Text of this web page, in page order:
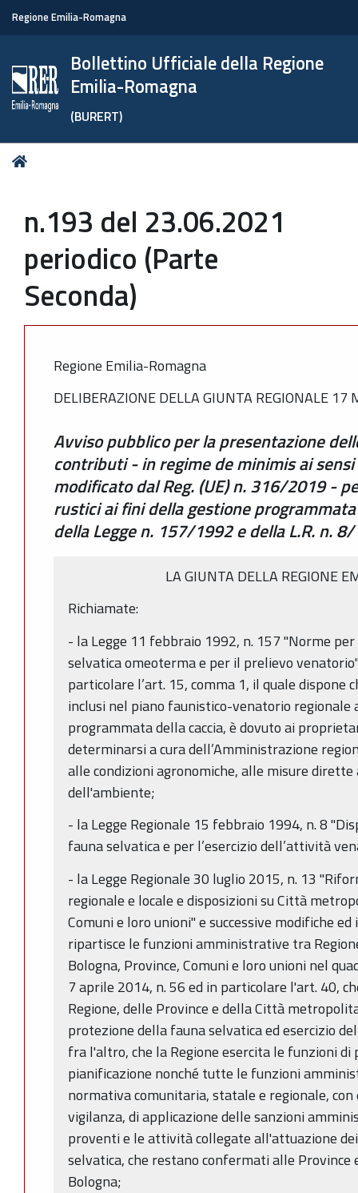
Regione Emilia-Romagna
Bollettino Ufficiale della Regione
Emilia-Romagna
(BURERT)
Tu
n.193 del 23.06.2021
periodico (Parte
Seconda)
Regione Emilia-Romagna
DELIBERAZIONE DELLA GIUNTA REGIONALE 17
Avviso pubblico per la presentazione
contributi - in regime de minimis ai
modificato dal Reg. (UE) n. 316/2019 -
rustici ai fini della gestione
della Legge n. 157/1992 e della L.R. n.
LA GIUNTA DELLA REGIONE
Richiamate:
- la Legge 11 febbraio 1992, n. 157 "Norme
selvatica omeoterma e per il prelievo
particolare l’art. 15, comma 1, il quale dispone
inclusi nel piano faunistico-venatorio regionale
programmata della caccia, è dovuto ai
determinarsi a cura dell’Amministrazione
alle condizioni agronomiche, alle misure
dell'ambiente;
- la Legge Regionale 15 febbraio 1994, n. 8
fauna selvatica e per l’esercizio dell’attività
- la Legge Regionale 30 luglio 2015, n. 13
regionale e locale e disposizioni su Città
Comuni e loro unioni" e successive modifiche
ripartisce le funzioni amministrative tra
Bologna, Province, Comuni e loro unioni nel
7 aprile 2014, n. 56 ed in particolare l'art. 40,
Regione, delle Province e della Città
protezione della fauna selvatica ed esercizio
fra l'altro, che la Regione esercita le funzioni di
pianificazione nonché tutte le funzioni
normativa comunitaria, statale e regionale,
vigilanza, di applicazione delle sanzioni
proventi e le attività collegate all'attuazione
selvatica, che restano confermati alle
Bologna;